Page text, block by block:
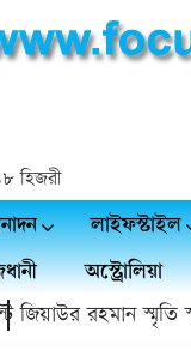
হিজরী
লাইফস্টাইল
অস্ট্রোলিয়া
রহমান স্মৃতি স্মরণে